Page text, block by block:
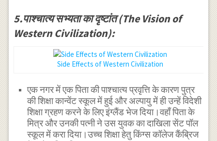
5.पाश्चात्य सभ्यता का दृष्टांत (The Vision of
Western Civilization):
Side Effects of Western Civilization
एक नगर में एक पिता की पाश्चात्य प्रवृत्ति के कारण पुत्र
की शिक्षा कान्वेंट स्कूल में हुई और अल्पायु में ही उन्हें विदेशी
शिक्षा ग्रहण करने के लिए इंग्लैंड भेज दिया।वहाँ पिता के
मित्र और उनकी पत्नी ने उस युवक का दाखिला सेंट पॉल
स्कूल में करा दिया।उच्च शिक्षा हेतु किंग्स कॉलेज कैंब्रिज